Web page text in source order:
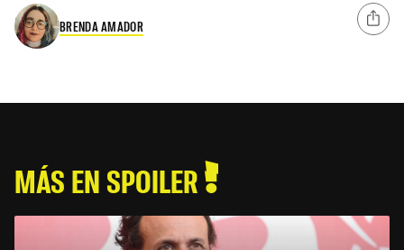
BRENDA AMADOR
MÁS EN SPOILER